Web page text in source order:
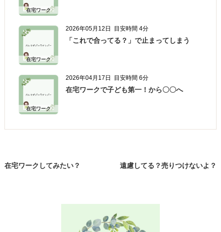
在宅ワーク
在宅ワーク
2026年05月12日 目安時間 4分
「これで合ってる？」で止まってしまう
在宅ワーク
2026年04月17日 目安時間 6分
在宅ワークで子ども第一！から〇〇へ
在宅ワークしてみたい？ 遠慮してる？売りつけないよ？